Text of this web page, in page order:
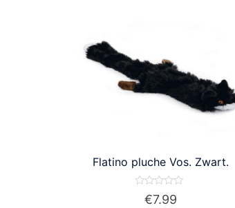
Flatino pluche Vos. Zwart.
Waardering
€7.99